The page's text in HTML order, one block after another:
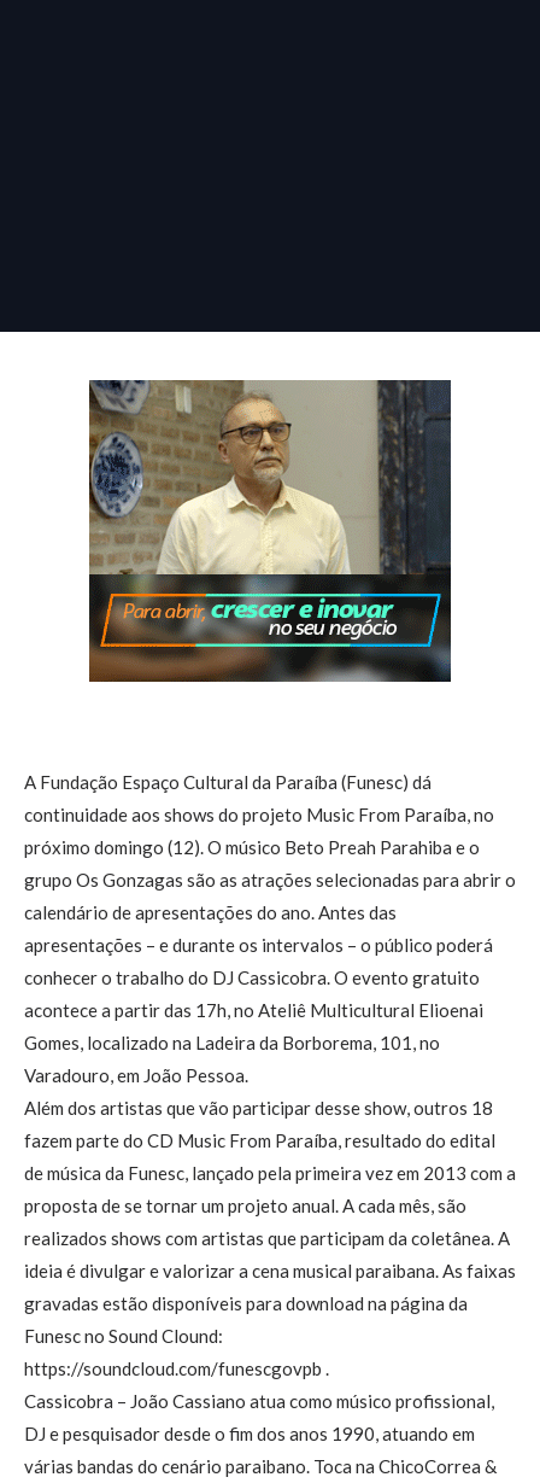
A Fundação Espaço Cultural da Paraíba (Funesc) dá
continuidade aos shows do projeto Music From Paraíba, no
próximo domingo (12). O músico Beto Preah Parahiba e o
grupo Os Gonzagas são as atrações selecionadas para abrir o
calendário de apresentações do ano. Antes das
apresentações – e durante os intervalos – o público poderá
conhecer o trabalho do DJ Cassicobra. O evento gratuito
acontece a partir das 17h, no Ateliê Multicultural Elioenai
Gomes, localizado na Ladeira da Borborema, 101, no
Varadouro, em João Pessoa.
Além dos artistas que vão participar desse show, outros 18
fazem parte do CD Music From Paraíba, resultado do edital
de música da Funesc, lançado pela primeira vez em 2013 com a
proposta de se tornar um projeto anual. A cada mês, são
realizados shows com artistas que participam da coletânea. A
ideia é divulgar e valorizar a cena musical paraibana. As faixas
gravadas estão disponíveis para download na página da
Funesc no Sound Clound:
https://soundcloud.com/funescgovpb .
Cassicobra – João Cassiano atua como músico profissional,
DJ e pesquisador desde o fim dos anos 1990, atuando em
várias bandas do cenário paraibano. Toca na ChicoCorrea &